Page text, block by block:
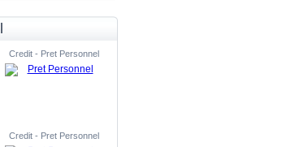
Credit - Pret Personnel
Credit - Pret Personnel